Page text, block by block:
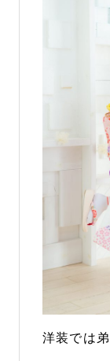
洋装では